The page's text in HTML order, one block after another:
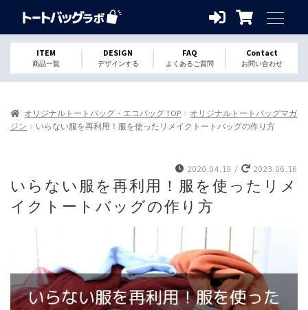
ITEM
商品一覧
DESIGN
デザインする
FAQ
よくあるご質問
Contact
お問い合わせ
オリジナルトートバッグ・エコバッグ TOP
オリジナルトートバッグマガ
ジン
いらない服を再利用！服を使ったリメイクトートバッグの作り方
2020.04.19 / 2023.06.16
いらない服を再利用！服を使ったリメ
イクトートバッグの作り方